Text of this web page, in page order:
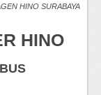
HINO SURABAYA
HINO